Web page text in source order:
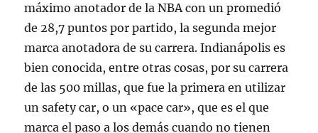
máximo anotador de la NBA con un promedió
de 28,7 puntos por partido, la segunda mejor
marca anotadora de su carrera. Indianápolis es
bien conocida, entre otras cosas, por su carrera
de las 500 millas, que fue la primera en utilizar
un safety car, o un «pace car», que es el que
marca el paso a los demás cuando no tienen